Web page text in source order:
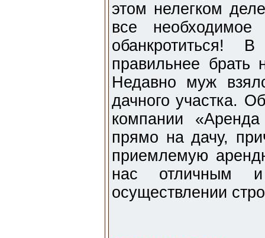
этом нелегком
все необходимое
правильнее брать
Недавно муж
дачного участка.
компании
прямо на дачу,
приемлемую
нас отличным
осуществлении